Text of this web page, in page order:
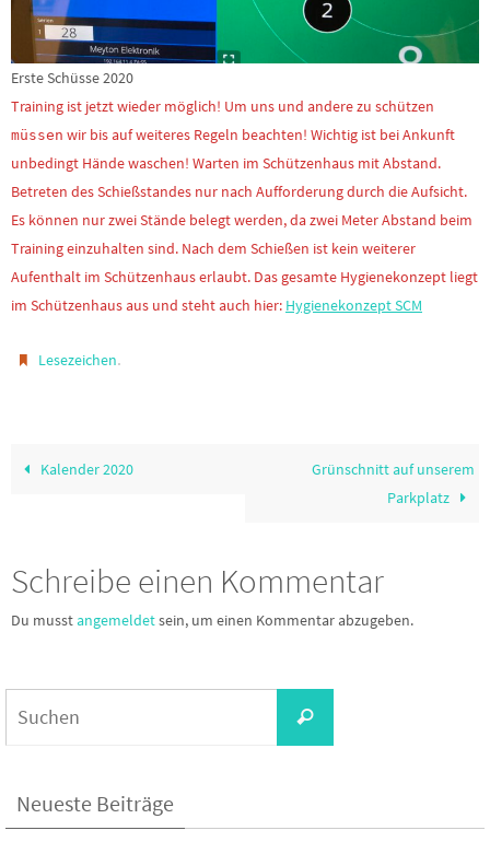
Erste Schüsse 2020
Training ist jetzt wieder möglich! Um uns und andere zu schützen
müssen wir bis auf weiteres Regeln beachten! Wichtig ist bei Ankunft
unbedingt Hände waschen! Warten im Schützenhaus mit Abstand.
Betreten des Schießstandes nur nach Aufforderung durch die Aufsicht.
Es können nur zwei Stände belegt werden, da zwei Meter Abstand beim
Training einzuhalten sind. Nach dem Schießen ist kein weiterer
Aufenthalt im Schützenhaus erlaubt. Das gesamte Hygienekonzept liegt
im Schützenhaus aus und steht auch hier: Hygienekonzept SCM
Lesezeichen.
Kalender 2020
Grünschnitt auf unserem
Parkplatz
Schreibe einen Kommentar
Du musstangemeldetsein, um einen Kommentar abzugeben.
Suchen
Neueste Beiträge